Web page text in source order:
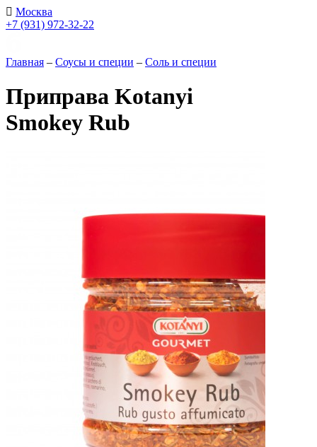
Москва
+7 (931) 972-32-22
Главная – Соусы и специи – Соль и специи
Приправа Kotanyi
Smokey Rub